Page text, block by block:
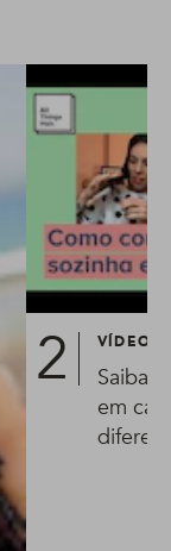
VÍDEO
Saiba
em